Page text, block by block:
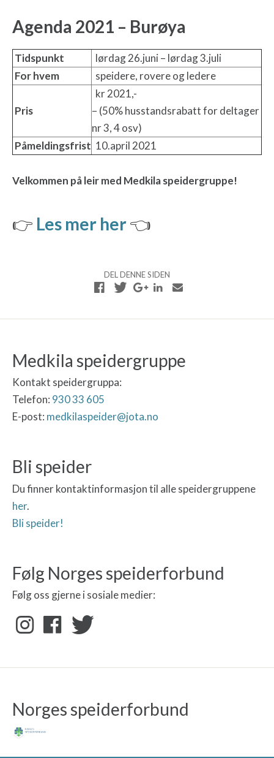
Agenda 2021 – Burøya
Tidspunkt
lørdag 26.juni – lørdag 3.juli
For hvem
speidere, rovere og ledere
Pris
kr 2021,-
– (50% husstandsrabatt for deltager
nr 3, 4 osv)
Påmeldingsfrist 10.april 2021
Velkommen på leir med Medkila speidergruppe!
👉 Les mer her👈
DEL DENNE SIDEN
Medkila speidergruppe
Kontakt speidergruppa:
Telefon: 930 33 605
E-post: medkilaspeider@jota.no
Bli speider
Du finner kontaktinformasjon til alle speidergruppene
her.
Bli speider!
Følg Norges speiderforbund
Følg oss gjerne i sosiale medier:
Norges speiderforbund